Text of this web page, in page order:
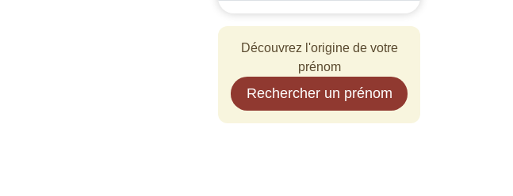
Découvrez l'origine de votre
prénom
Rechercher un prénom